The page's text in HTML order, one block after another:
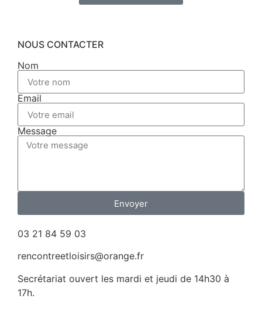
NOUS CONTACTER
Nom
Email
Message
Envoyer
03 21 84 59 03
rencontreetloisirs@orange.fr
Secrétariat ouvert les mardi et jeudi de 14h30 à
17h.